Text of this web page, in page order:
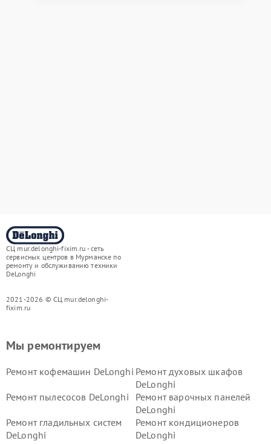
СЦ mur.delonghi-fixim.ru - сеть
сервисных центров в Мурманске по
ремонту и обслуживанию техники
DeLonghi
2021-2026 © СЦ mur.delonghi-
fixim.ru
Мы ремонтируем
Ремонт кофемашин DeLonghi Ремонт духовых шкафов
DeLonghi
Ремонт пылесосов DeLonghi
Ремонт варочных панелей
DeLonghi
Ремонт гладильных систем
DeLonghi
Ремонт кондиционеров
DeLonghi